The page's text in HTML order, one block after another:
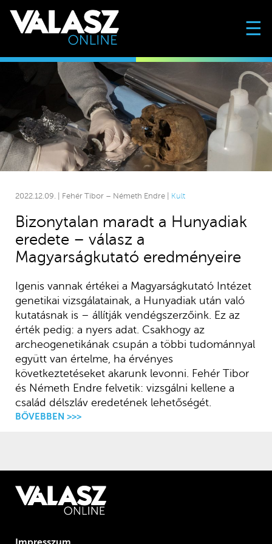
☰
2022.12.09. | Fehér Tibor – Németh Endre | Kult
Bizonytalan maradt a Hunyadiak
eredete – válasz a
Magyarságkutató eredményeire
Igenis vannak értékei a Magyarságkutató Intézet
genetikai vizsgálatainak, a Hunyadiak után való
kutatásnak is – állítják vendégszerzőink. Ez az
érték pedig: a nyers adat. Csakhogy az
archeogenetikának csupán a többi tudománnyal
együtt van értelme, ha érvényes
következtetéseket akarunk levonni. Fehér Tibor
és Németh Endre felvetik: vizsgálni kellene a
család délszláv eredetének lehetőségét.
BŐVEBBEN >>>